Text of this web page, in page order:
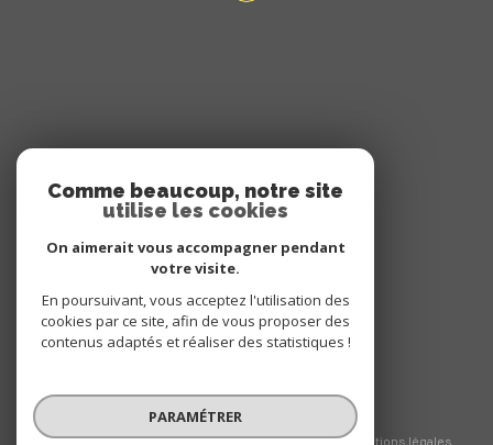
NOUS ADHÉRONS
© 2026 | Tous droits réservés
Nos honoraires
Nos partenaires Mentions légales
Comme beaucoup, notre site
utilise les cookies
On aimerait vous accompagner pendant
votre visite.
En poursuivant, vous acceptez l'utilisation des
cookies par ce site, afin de vous proposer des
contenus adaptés et réaliser des statistiques !
PARAMÉTRER